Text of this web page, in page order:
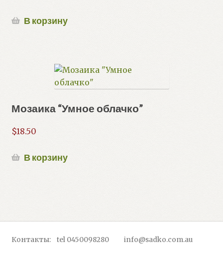
В корзину
Мозаика “Умное облачко”
$18.50
В корзину
Контакты: tel 0450098280 info@sadko.com.au